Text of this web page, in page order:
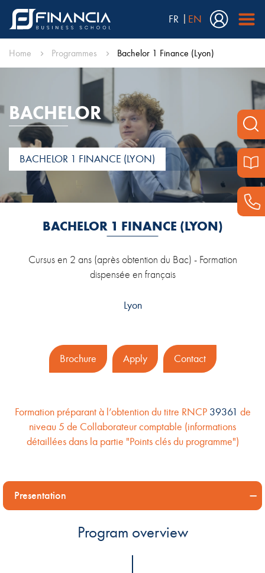
FR EN
Home Programmes Bachelor 1 Finance (Lyon)
BACHELOR
BACHELOR 1 FINANCE (LYON)
BACHELOR 1 FINANCE (LYON)
Cursus en 2 ans (après obtention du Bac) - Formation
dispensée en français
Lyon
Brochure Apply Contact
Formation préparant à l’obtention du titre RNCP 39361 de
niveau 5 de Collaborateur comptable (informations
détaillées dans la partie "Points clés du programme")
Presentation
Program overview